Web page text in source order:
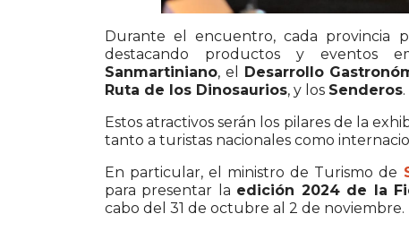
Durante el encuentro, cada provincia
destacando productos y eventos
Sanmartiniano, el Desarrollo
Ruta de los Dinosaurios, y los Senderos.
Estos atractivos serán los pilares de la
tanto a turistas nacionales como
En particular, el ministro de Turismo de
para presentar la edición 2024 de la
cabo del 31 de octubre al 2 de noviembre.